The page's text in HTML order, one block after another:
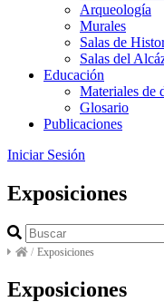
Arqueología
Murales
Salas de
Salas del
Educación
Materiales de
Glosario
Publicaciones
Iniciar Sesión
Exposiciones
/ Exposiciones
Exposiciones